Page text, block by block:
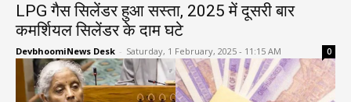
LPG गैस सिलेंडर हुआ सस्ता, 2025 में दूसरी बार
कमर्शियल सिलेंडर के दाम घटे
DevbhoomiNews Desk - Saturday, 1 February, 2025 - 11:15 AM 0